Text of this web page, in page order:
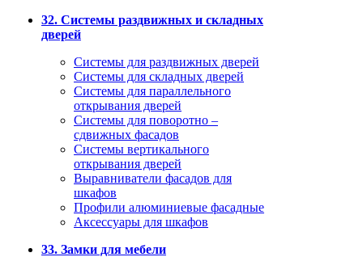
32. Системы раздвижных и складных
дверей
Системы для раздвижных дверей
Системы для складных дверей
Системы для параллельного
открывания дверей
Системы для поворотно –
сдвижных фасадов
Системы вертикального
открывания дверей
Выравниватели фасадов для
шкафов
Профили алюминиевые фасадные
Аксессуары для шкафов
33. Замки для мебели